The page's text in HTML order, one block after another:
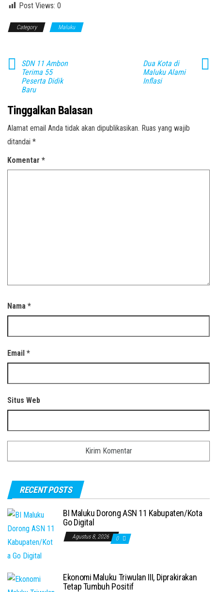
Post Views: 0
Category Maluku
SDN 11 Ambon
Terima 55
Peserta Didik
Baru
Dua Kota di
Maluku Alami
Inflasi
Tinggalkan Balasan
Alamat email Anda tidak akan dipublikasikan. Ruas yang wajib
ditandai *
Komentar *
Nama *
Email *
Situs Web
RECENT POSTS
BI Maluku Dorong ASN 11 Kabupaten/Kota
Go Digital
Agustus 8, 2026 0
Ekonomi Maluku Triwulan III, Diprakirakan
Tetap Tumbuh Positif